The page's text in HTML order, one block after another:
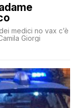
medici no vax c’è
Giorgi